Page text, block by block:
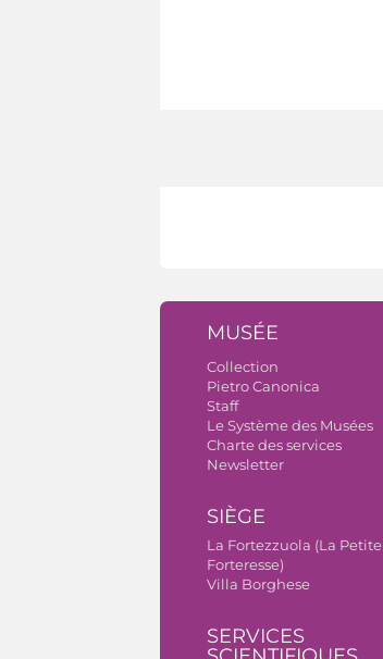
MUSÉE
Collection
Pietro Canonica
Staff
Le Système des Musées
Charte des services
Newsletter
SIÈGE
La Fortezzuola (La Petite
Forteresse)
Villa Borghese
SERVICES